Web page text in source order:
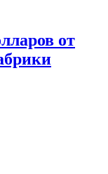
от